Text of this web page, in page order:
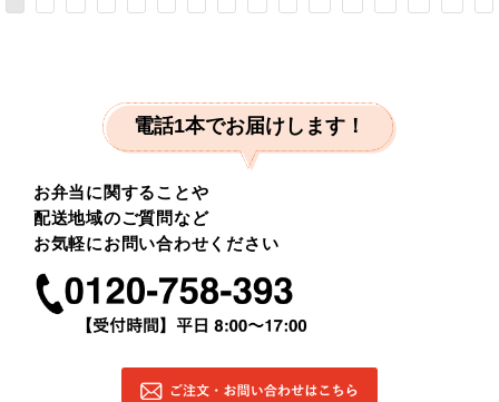
電話1本でお届けします！
お弁当に関することや
配送地域のご質問など
お気軽にお問い合わせください